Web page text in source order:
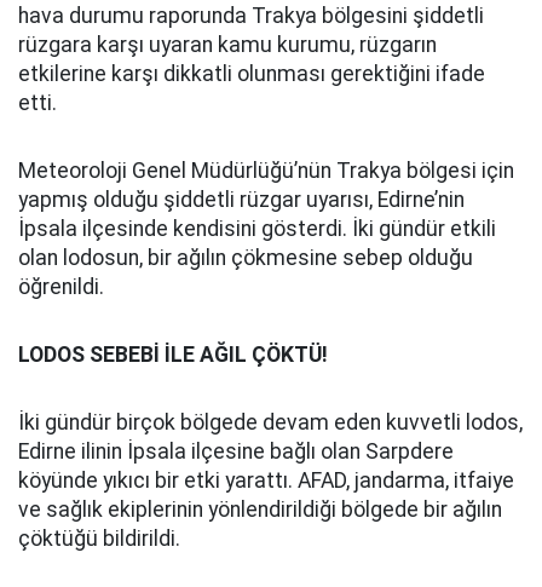
hava durumu raporunda Trakya bölgesini şiddetli
rüzgara karşı uyaran kamu kurumu, rüzgarın
etkilerine karşı dikkatli olunması gerektiğini ifade
etti.
Meteoroloji Genel Müdürlüğü’nün Trakya bölgesi için
yapmış olduğu şiddetli rüzgar uyarısı, Edirne’nin
İpsala ilçesinde kendisini gösterdi. İki gündür etkili
olan lodosun, bir ağılın çökmesine sebep olduğu
öğrenildi.
LODOS SEBEBİ İLE AĞIL ÇÖKTÜ!
İki gündür birçok bölgede devam eden kuvvetli lodos,
Edirne ilinin İpsala ilçesine bağlı olan Sarpdere
köyünde yıkıcı bir etki yarattı. AFAD, jandarma, itfaiye
ve sağlık ekiplerinin yönlendirildiği bölgede bir ağılın
çöktüğü bildirildi.